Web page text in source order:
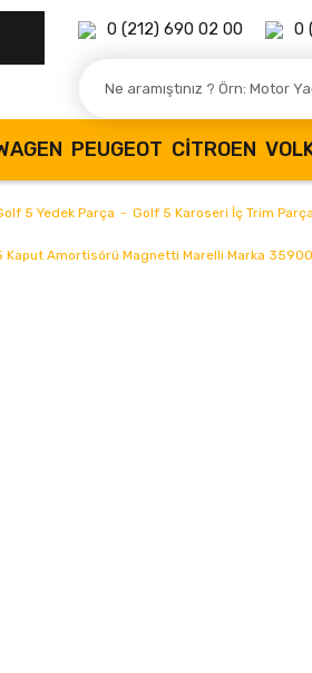
0 (212) 690 02 00 0
PEUGEOT CITROEN
5 Yedek Parça Golf 5 Karoseri İç Trim